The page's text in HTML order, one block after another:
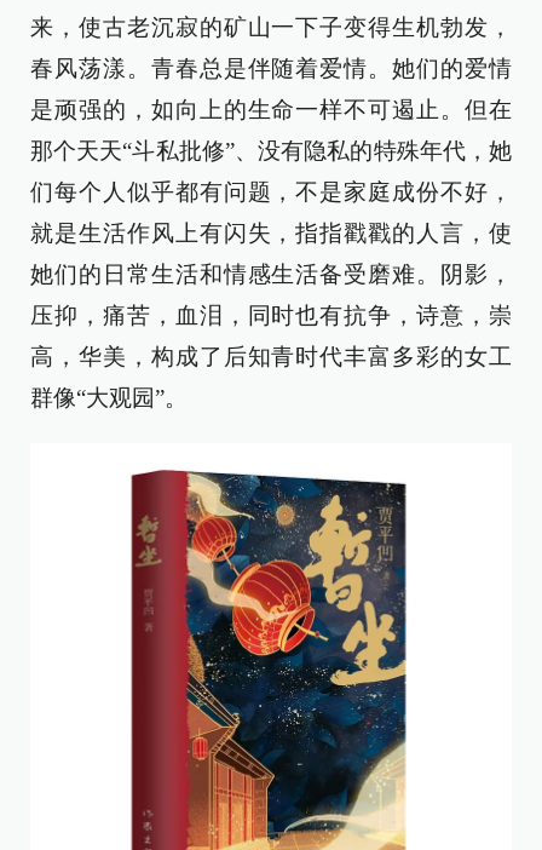
来，使古老沉寂的矿山一下子变得生机勃发，
春风荡漾。青春总是伴随着爱情。她们的爱情
是顽强的，如向上的生命一样不可遏止。但在
那个天天“斗私批修”、没有隐私的特殊年代，她
们每个人似乎都有问题，不是家庭成份不好，
就是生活作风上有闪失，指指戳戳的人言，使
她们的日常生活和情感生活备受磨难。阴影，
压抑，痛苦，血泪，同时也有抗争，诗意，崇
高，华美，构成了后知青时代丰富多彩的女工
群像“大观园”。